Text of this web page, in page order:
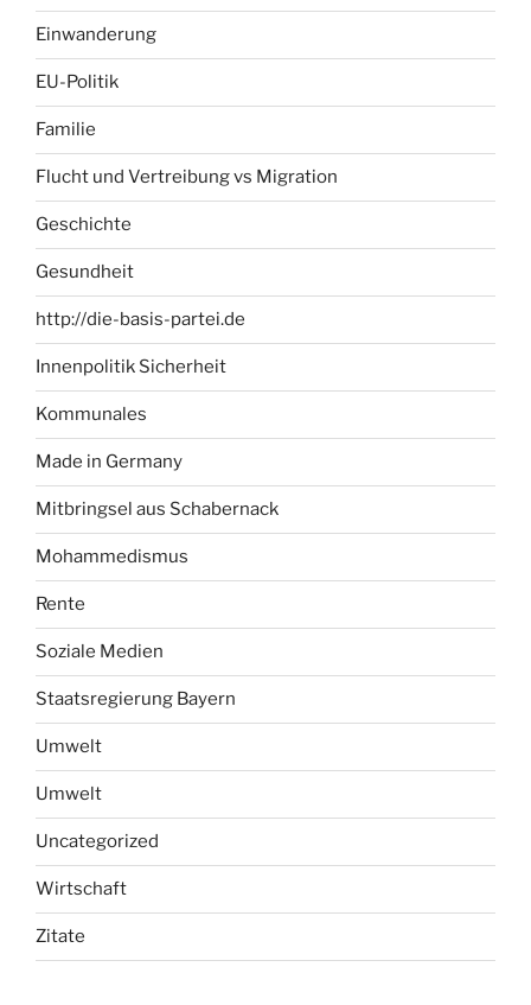
Einwanderung
EU-Politik
Familie
Flucht und Vertreibung vs Migration
Geschichte
Gesundheit
http://die-basis-partei.de
Innenpolitik Sicherheit
Kommunales
Made in Germany
Mitbringsel aus Schabernack
Mohammedismus
Rente
Soziale Medien
Staatsregierung Bayern
Umwelt
Umwelt
Uncategorized
Wirtschaft
Zitate